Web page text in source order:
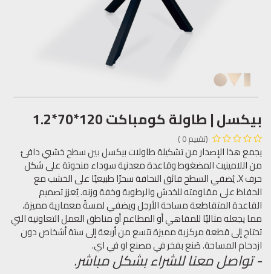
بيكسل | طاولة كومباكت 120*70*1.2
(تقييم 0 )
يجمع هذا الإصدار من تشكيلة طاولات بيكسل بين سطح خشبي دافئ
من اللامينيت المضغوط وقاعدة معدنية سوداء منحوتة على شكل
حرف X. يُضفي السطح فائق النحافة سحرًا طبيعيًا على الخشب مع
الحفاظ على مقاومته للخدش والرطوبة وخفة وزنه. يُعزز تصميم
القاعدة المتقاطعة مساحة الأرجل ويضفي لمسةً معمارية مميزة،
مما يجعله مثاليًا للمقاهي أو المطاعم أو مناطق العمل التعاونية التي
تحتاج إلى قطعة مركزية مميزة تتسع من أربعة إلى ستة أشخاص دون
ازدحام المساحة. صُنع بفخر في مصنع او في اي.
- تواصل معنا للشراء بشكل مباشر.